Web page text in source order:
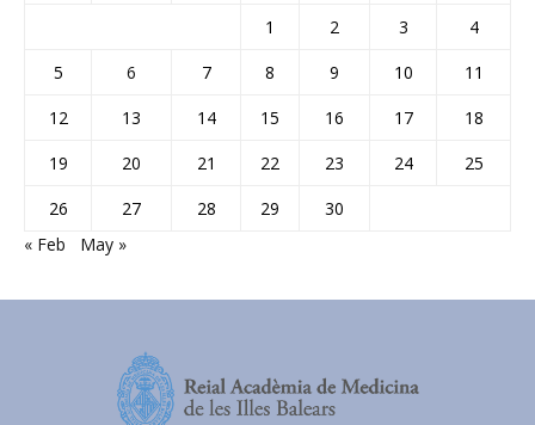
1 2 3
4
5
6 7 8 9 10
11
12
13 14 15 16 17
18
19
20 21 22 23 24
25
26
27 28 29
30
« Feb
May »